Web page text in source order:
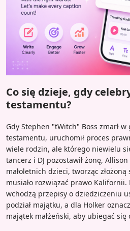
Co się dzieje, gdy
testamentu?
Gdy Stephen "tWitch" Boss zmarł
testamentu, uruchomił proces
wiele rodzin, ale którego niewielu
tancerz i DJ pozostawił żonę,
małoletnich dzieci, tworząc
musiało rozwiązać prawo
wchodzą przepisy o dziedziczeniu
podział majątku, a dla Holker
majątek małżeński, aby ubiegać się